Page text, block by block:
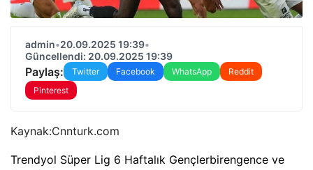
admin•20.09.2025 19:39•
Güncellendi: 20.09.2025 19:39
Paylaş: Twitter Facebook WhatsApp
Reddit
Pinterest
Kaynak:Cnnturk.com
Trendyol Süper Lig 6 Haftalık Gençlerbirengence ve